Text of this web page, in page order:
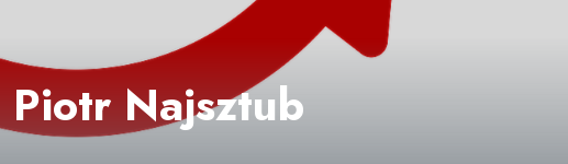
Piotr Najsztub